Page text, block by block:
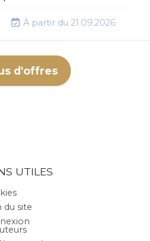
À partir du 21.09.2026
d'offres
UTILES
du site